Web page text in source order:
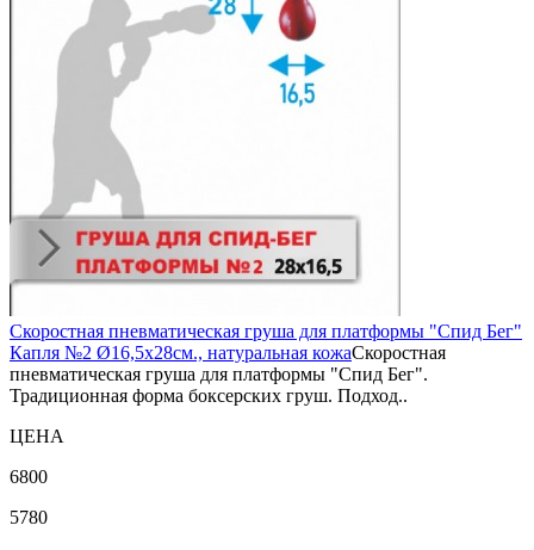
Скоростная пневматическая груша для платформы "Спид Бег"
Капля №2 Ø16,5х28см., натуральная кожаСкоростная
пневматическая груша для платформы "Спид Бег".
Традиционная форма боксерских груш. Подход..
ЦЕНА
6800
5780